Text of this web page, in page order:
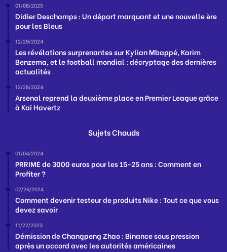
01/08/2025
Didier Deschamps : Un départ marquant et une nouvelle ère
pour les Bleus
12/29/2024
Les révélations surprenantes sur Kylian Mbappé, Karim
Benzema, et le football mondial : décryptage des dernières
actualités
12/28/2024
Arsenal reprend la deuxième place en Premier League grâce
à Kai Havertz
Sujets Chauds
01/04/2024
PRRIME de 3000 euros pour les 15-25 ans : Comment en
Profiter ?
02/26/2024
Comment devenir testeur de produits Nike : Tout ce que vous
devez savoir
11/22/2023
Démission de Changpeng Zhao : Binance sous pression
après un accord avec les autorités américaines